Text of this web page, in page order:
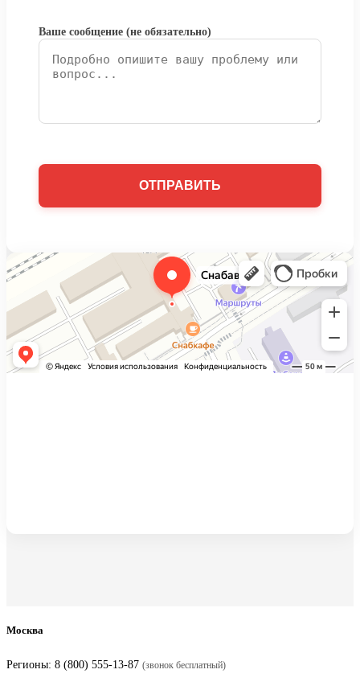
Ваше сообщение (не обязательно)
Москва
Регионы: 8 (800) 555-13-87 (звонок бесплатный)